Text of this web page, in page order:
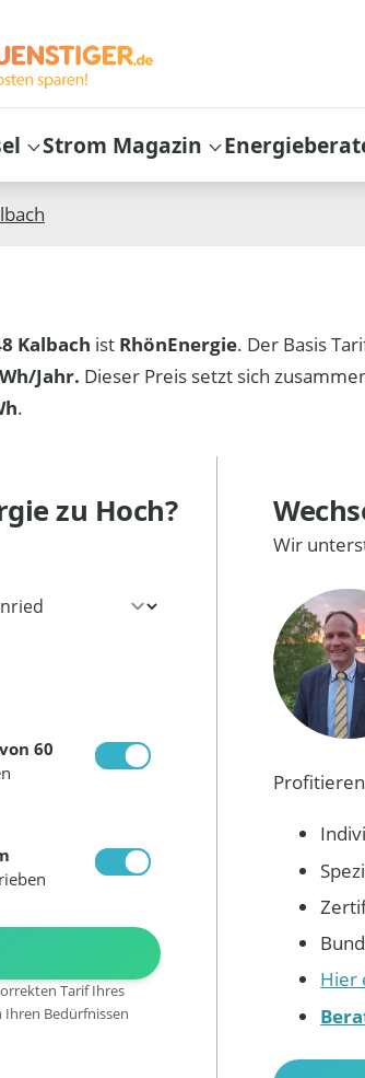
Strom Magazin
Kalbach ist RhönEnergie. Der Basis
Jahr. Dieser Preis setzt sich
.
zu Hoch?
60
Tarif Ihres
Ihren Bedürfnissen
Wir
Hier